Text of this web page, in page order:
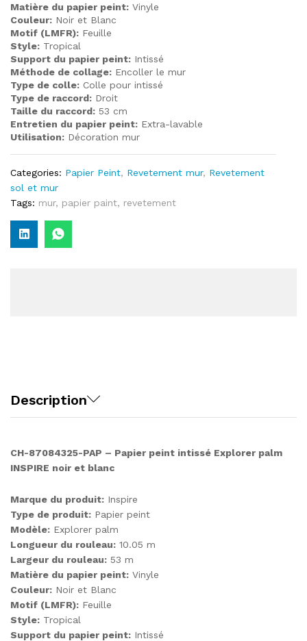
Matière du papier peint: Vinyle
Couleur: Noir et Blanc
Motif (LMFR): Feuille
Style: Tropical
Support du papier peint: Intissé
Méthode de collage: Encoller le mur
Type de colle: Colle pour intissé
Type de raccord: Droit
Taille du raccord: 53 cm
Entretien du papier peint: Extra-lavable
Utilisation: Décoration mur
Categories: Papier Peint, Revetement mur, Revetement
sol et mur
Tags: mur, papier paint, revetement
Description
CH-87084325-PAP – Papier peint intissé Explorer palm
INSPIRE noir et blanc
Marque du produit: Inspire
Type de produit: Papier peint
Modèle: Explorer palm
Longueur du rouleau: 10.05 m
Largeur du rouleau: 53 m
Matière du papier peint: Vinyle
Couleur: Noir et Blanc
Motif (LMFR): Feuille
Style: Tropical
Support du papier peint: Intissé